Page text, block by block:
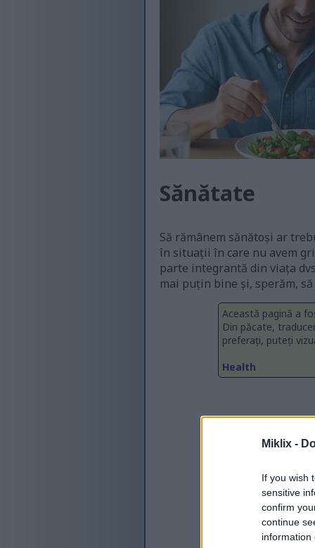
Miklix -
If you wish
sensitive
confirm
continue
information
Sănătate
Să rămânem sănătoși ar
în situații în care nu avem
parte integrantă din viața
mai puțin bine și, sperăm,
Această pagină a
Din păcate,
preferați, puteți
Health